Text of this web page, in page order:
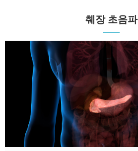
췌장 초음파